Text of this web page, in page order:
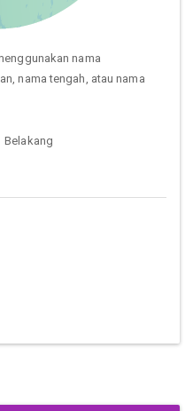
nama
nama tengah, atau nama
Belakang